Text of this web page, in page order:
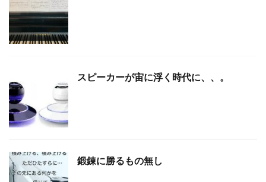
スピーカーが宙に浮く時代に、、。
鍛錬に勝るもの無し